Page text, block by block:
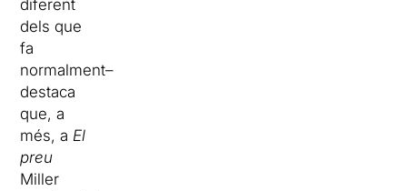
diferent
dels que
fa
normalment–
destaca
que, a
més, aEl
preu
Miller